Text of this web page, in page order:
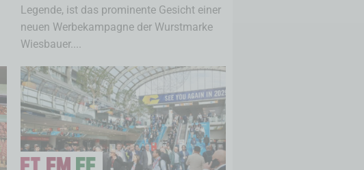
Legende, ist das prominente Gesicht einer
neuen Werbekampagne der Wurstmarke
Wiesbauer....